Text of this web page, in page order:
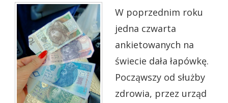
W poprzednim roku
jedna czwarta
ankietowanych na
świecie dała łapówkę.
Począwszy od służby
zdrowia, przez urząd